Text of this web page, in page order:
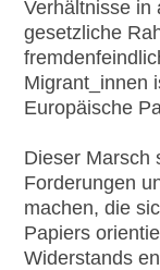
Verhältnisse in
gesetzliche
Migrant_innen
Europäische
Dieser Marsch
Forderungen
machen, die
Papiers
Widerstands